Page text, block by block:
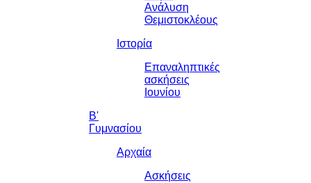
Ανάλυση
Θεμιστοκλέους
Ιστορία
Επαναληπτικές
ασκήσεις
Ιουνίου
Β'
Γυμνασίου
Αρχαία
Ασκήσεις